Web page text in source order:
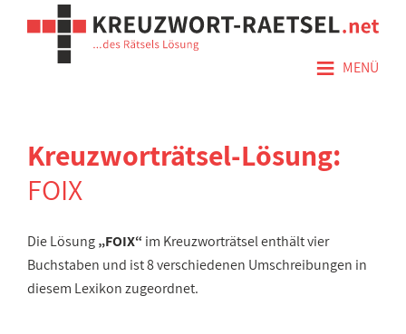
≡ MENÜ
Kreuzworträtsel-Lösung:
FOIX
Die Lösung„FOIX“ im Kreuzworträtsel enthält vier
Buchstaben und ist 8 verschiedenen Umschreibungen in
diesem Lexikon zugeordnet.